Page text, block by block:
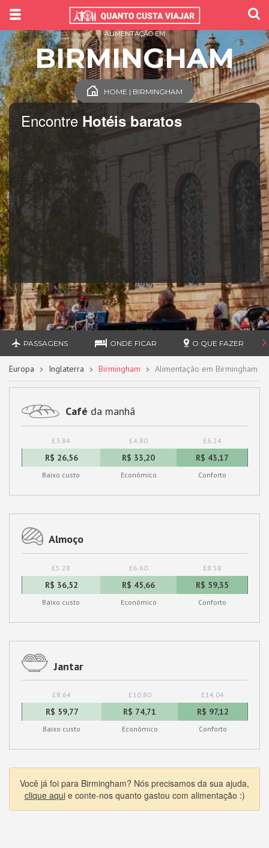
Encontre Hotéis baratos
ALIMENTAÇÃO EM
BIRMINGHAM
HOME | BIRMINGHAM
PASSAGENS ONDE FICAR O QUE FAZER
Europa Inglaterra Birmingham Alimentação em Birmingham
Café da manhã
£3.84 £4.80 £6.24
R$ 26,56 R$ 33,20 R$ 43,17
Baixo custo Econômico Conforto
Almoço
£5.28 £6.60 £8.58
R$ 36,52 R$ 45,66 R$ 59,35
Baixo custo Econômico Conforto
Jantar
£8.64 £10.80 £14.04
R$ 59,77 R$ 74,71 R$ 97,12
Baixo custo Econômico Conforto
Você já foi para Birmingham? Nós precisamos da sua ajuda,
clique aquie conte-nos quanto gastou com alimentação :)